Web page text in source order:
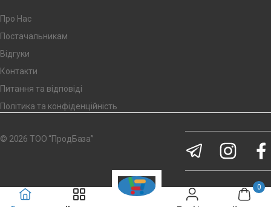
0
Про Нас
Постачальникам
Відгуки
Контакти
Питання та відповіді
Політика та конфіденційність
© 2026 ТОО “ПродБаза”